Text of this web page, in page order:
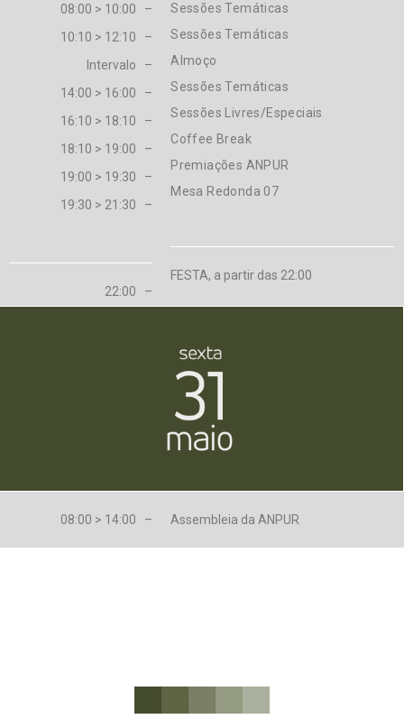
08:00 > 10:00 –
10:10 > 12:10 –
Intervalo –
14:00 > 16:00 –
16:10 > 18:10 –
18:10 > 19:00 –
19:00 > 19:30 –
19:30 > 21:30 –
22:00 –
Sessões Temáticas
Sessões Temáticas
Almoço
Sessões Temáticas
Sessões Livres/Especiais
Coffee Break
Premiações ANPUR
Mesa Redonda 07
FESTA, a partir das 22:00
08:00 > 14:00 – Assembleia da ANPUR